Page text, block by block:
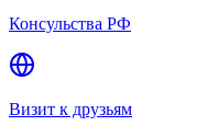
Консульства РФ
Визит к друзьям